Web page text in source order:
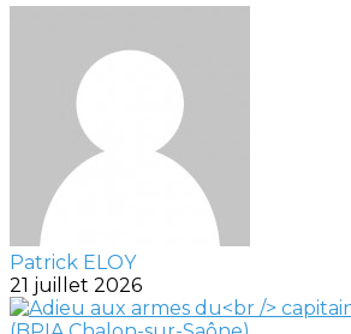
Patrick ELOY
21 juillet 2026